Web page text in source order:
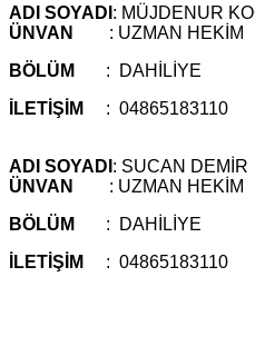
ADI SOYADI : MÜJDENUR
ÜNVAN
: UZMAN HEKİM
BÖLÜM : DAHİLİYE
İLETİŞİM
: 04865183110
ADI SOYADI : SUCAN DEMİR
ÜNVAN
: UZMAN HEKİM
BÖLÜM : DAHİLİYE
İLETİŞİM
: 04865183110